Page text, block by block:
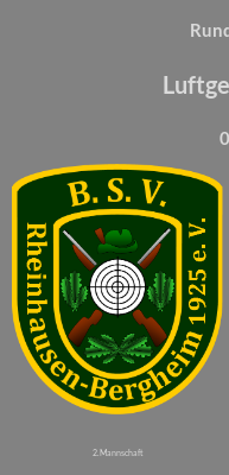
2. Mannschaft